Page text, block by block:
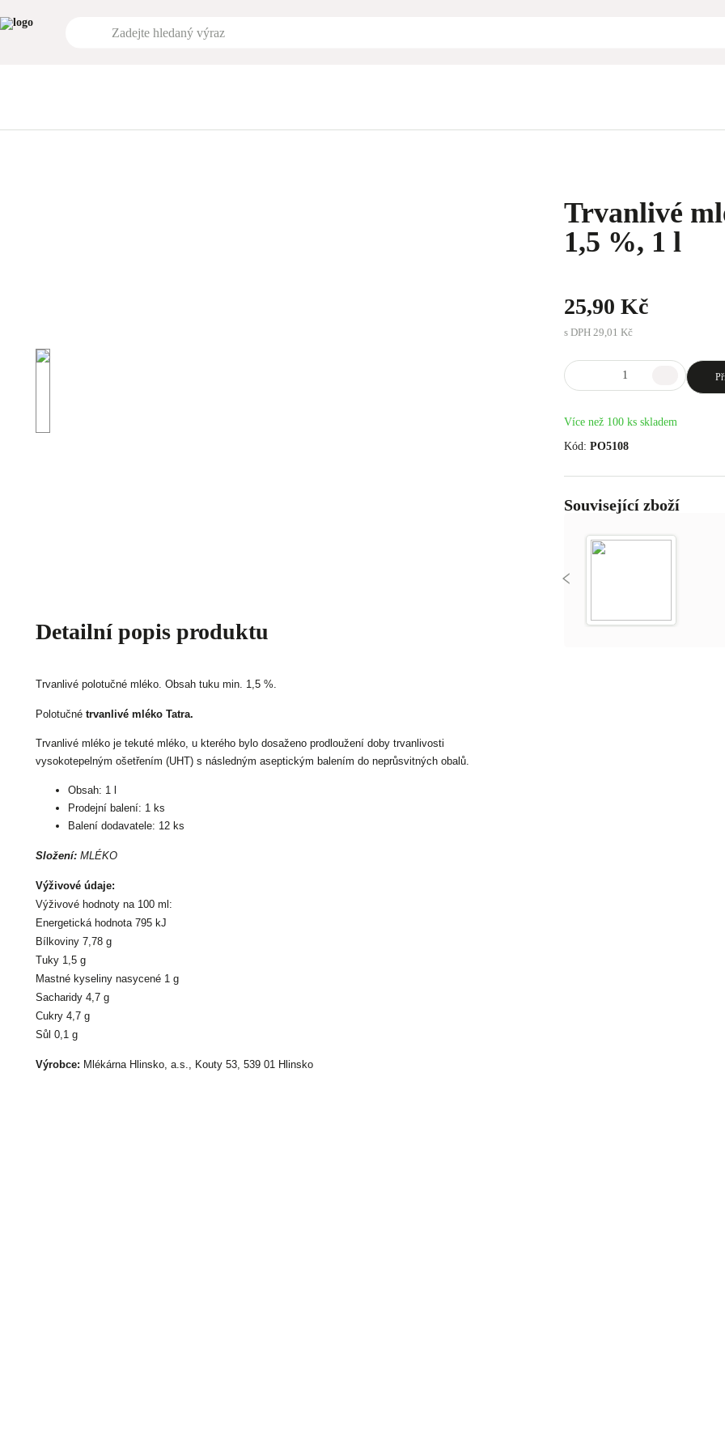
Detailní popis produktu
Trvanlivé polotučné mléko. Obsah tuku min. 1,5 %.
Polotučné trvanlivé mléko Tatra.
Trvanlivé mléko je tekuté mléko, u kterého bylo dosaženo prodloužení doby trvanlivosti
vysokotepelným ošetřením (UHT) s následným aseptickým balením do neprůsvitných obalů.
Obsah: 1 l
Prodejní balení: 1 ks
Balení dodavatele: 12 ks
Složení: MLÉKO
Výživové údaje:
Výživové hodnoty na 100 ml:
Energetická hodnota 795 kJ
Bílkoviny 7,78 g
Tuky 1,5 g
Mastné kyseliny nasycené 1 g
Sacharidy 4,7 g
Cukry 4,7 g
Sůl 0,1 g
Výrobce: Mlékárna Hlinsko, a.s., Kouty 53, 539 01 Hlinsko
Trvanlivé
1,5 %, 1 l
25,90 Kč
s DPH 29,01 Kč
Více než 100 ks skladem
Kód: PO5108
Související zboží